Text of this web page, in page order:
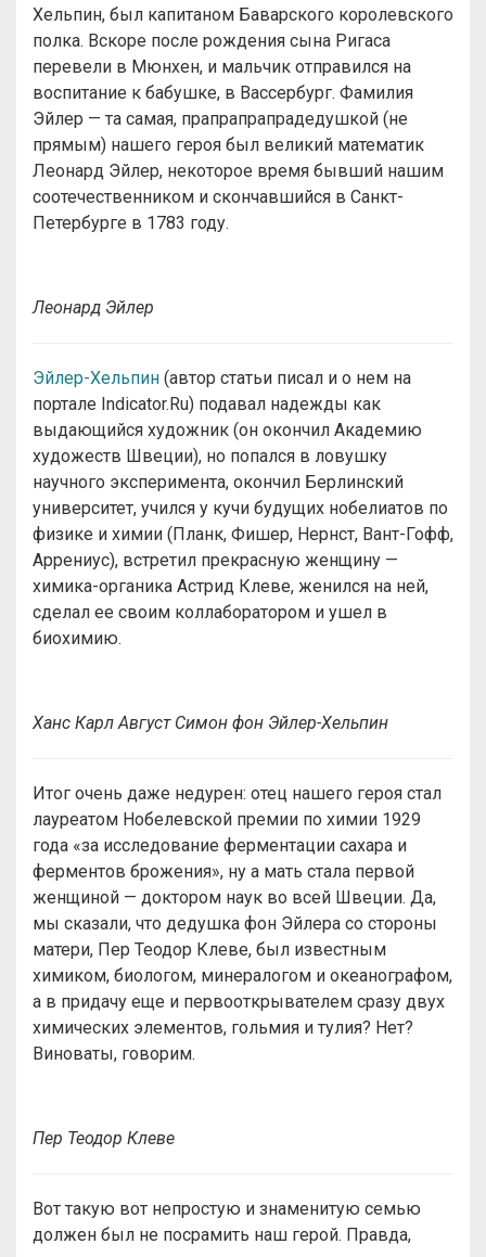
Хельпин, был капитаном Баварского королевского
полка. Вскоре после рождения сына Ригаса
перевели в Мюнхен, и мальчик отправился на
воспитание к бабушке, в Вассербург. Фамилия
Эйлер — та самая, прапрапрапрадедушкой (не
прямым) нашего героя был великий математик
Леонард Эйлер, некоторое время бывший нашим
соотечественником и скончавшийся в Санкт-
Петербурге в 1783 году.
Леонард Эйлер
Эйлер-Хельпин (автор статьи писал и о нем на
портале Indicator.Ru) подавал надежды как
выдающийся художник (он окончил Академию
художеств Швеции), но попался в ловушку
научного эксперимента, окончил Берлинский
университет, учился у кучи будущих нобелиатов по
физике и химии (Планк, Фишер, Нернст, Вант-Гофф,
Аррениус), встретил прекрасную женщину —
химика-органика Астрид Клеве, женился на ней,
сделал ее своим коллаборатором и ушел в
биохимию.
Ханс Карл Август Симон фон Эйлер-Хельпин
Итог очень даже недурен: отец нашего героя стал
лауреатом Нобелевской премии по химии 1929
года «за исследование ферментации сахара и
ферментов брожения», ну а мать стала первой
женщиной — доктором наук во всей Швеции. Да,
мы сказали, что дедушка фон Эйлера со стороны
матери, Пер Теодор Клеве, был известным
химиком, биологом, минералогом и океанографом,
а в придачу еще и первооткрывателем сразу двух
химических элементов, гольмия и тулия? Нет?
Виноваты, говорим.
Пер Теодор Клеве
Вот такую вот непростую и знаменитую семью
должен был не посрамить наш герой. Правда,